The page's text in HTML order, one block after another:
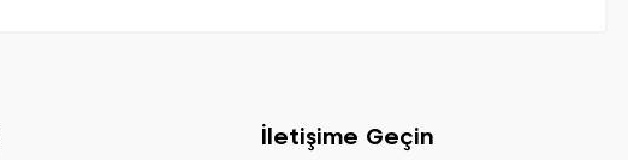
İletişime Geçin